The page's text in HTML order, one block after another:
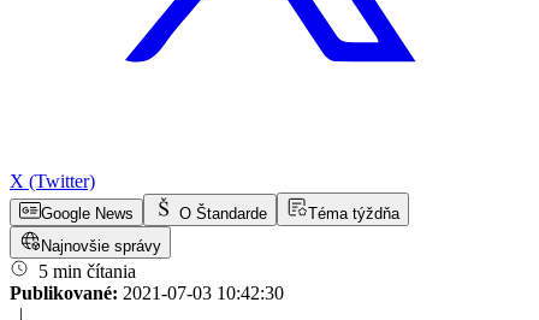
X (Twitter)
Google News O Štandarde
Téma týždňa
Najnovšie správy
5 min čítania
Publikované: 2021-07-03 10:42:30
|